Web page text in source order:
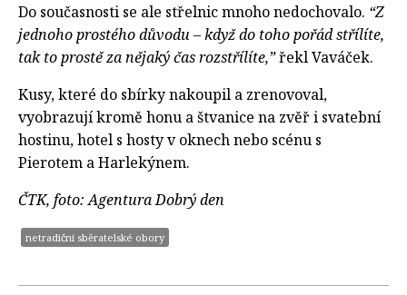
Do současnosti se ale střelnic mnoho nedochovalo. “Z
jednoho prostého důvodu – když do toho pořád střílíte,
tak to prostě za nějaký čas rozstřílíte,”řekl Vaváček.
Kusy, které do sbírky nakoupil a zrenovoval,
vyobrazují kromě honu a štvanice na zvěř i svatební
hostinu, hotel s hosty v oknech nebo scénu s
Pierotem a Harlekýnem.
ČTK, foto: Agentura Dobrý den
netradiční sběratelské obory